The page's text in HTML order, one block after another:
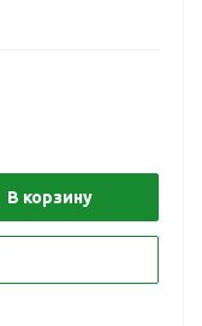
В корзину